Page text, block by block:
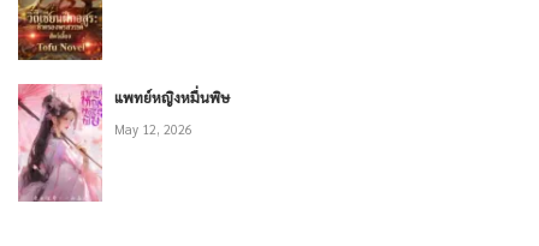
แพทย์หญิงหมื่นพิษ
May 12, 2026